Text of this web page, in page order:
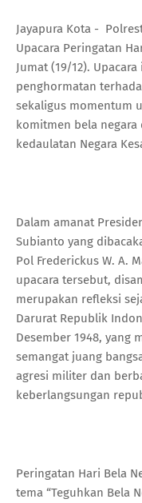
Jayapura Kota -
Upacara Peringatan
Jumat (19/12).
penghormatan
sekaligus momentum
komitmen bela
kedaulatan Negara
Dalam amanat
Subianto yang
Pol Frederickus W. A.
upacara tersebut,
merupakan refleksi
Darurat Republik
Desember 1948, yang
semangat juang
agresi militer dan
keberlangsungan
Peringatan Hari Bela
tema “Teguhkan Bela